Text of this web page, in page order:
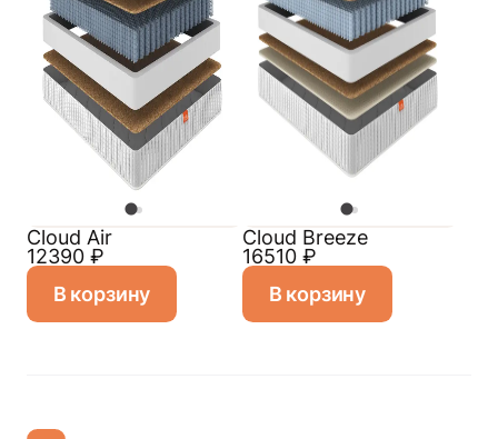
Cloud Air
12390 ₽
В корзину
Cloud Breeze
16510 ₽
В корзину